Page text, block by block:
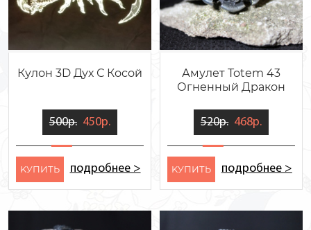
Кулон 3D Дух С Косой
500р. 450р.
KУПИТЬ подробнее >
Амулет Totem 43
Огненный Дракон
520р. 468р.
KУПИТЬ подробнее >